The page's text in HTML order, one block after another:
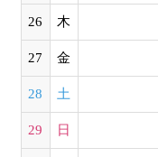
26 木
27 金
28 土
29 日